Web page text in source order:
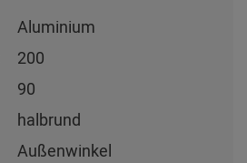
Aluminium
200
90
halbrund
Außenwinkel